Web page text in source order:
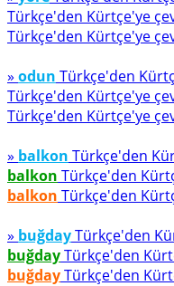
Türkçe'den Kürtçe'ye
Türkçe'den Kürtçe'ye
» odun Türkçe'den
Türkçe'den Kürtçe'ye
Türkçe'den Kürtçe'ye
» balkon Türkçe'den
balkon Türkçe'den
balkon Türkçe'den
» buğdayTürkçe'den
buğdayTürkçe'den
buğdayTürkçe'den